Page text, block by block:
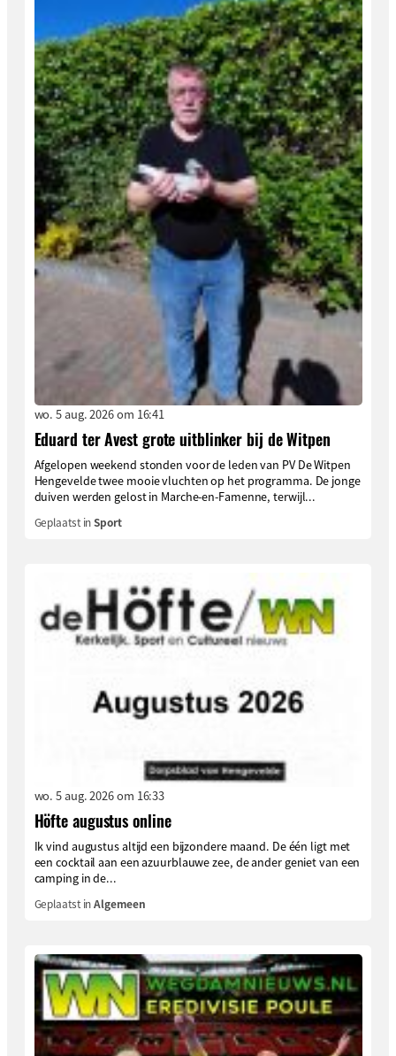
wo. 5 aug. 2026 om 16:41
Eduard ter Avest grote uitblinker bij de Witpen
Afgelopen weekend stonden voor de leden van PV De Witpen
Hengevelde twee mooie vluchten op het programma. De jonge
duiven werden gelost in Marche-en-Famenne, terwijl...
Geplaatst inSport
wo. 5 aug. 2026 om 16:33
Höfte augustus online
Ik vind augustus altijd een bijzondere maand. De één ligt met
een cocktail aan een azuurblauwe zee, de ander geniet van een
camping in de...
Geplaatst inAlgemeen